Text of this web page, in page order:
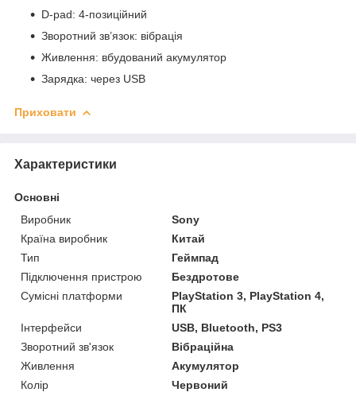
D-pad: 4-позиційний
Зворотний зв’язок: вібрація
Живлення: вбудований акумулятор
Зарядка: через USB
Приховати
Характеристики
Основні
Виробник
Sony
Країна виробник
Китай
Тип
Геймпад
Підключення пристрою
Бездротове
Сумісні платформи
PlayStation 3, PlayStation 4,
ПК
Інтерфейси
USB, Bluetooth, PS3
Зворотний зв'язок
Вібраційна
Живлення
Акумулятор
Колір
Червоний